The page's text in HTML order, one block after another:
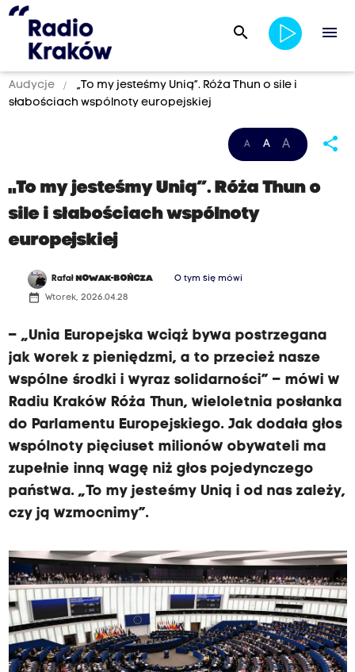
search menu
Audycje
„To my jesteśmy Unią”. Róża Thun o sile i
słabościach wspólnoty europejskiej
A A A share
„To my jesteśmy Unią”. Róża Thun o
sile i słabościach wspólnoty
europejskiej
Rafał NOWAK-BOŃCZA O tym się mówi
date_range Wtorek, 2026.04.28
– „Unia Europejska wciąż bywa postrzegana
jak worek z pieniędzmi, a to przecież nasze
wspólne środki i wyraz solidarności” – mówi w
Radiu Kraków Róża Thun, wieloletnia posłanka
do Parlamentu Europejskiego. Jak dodała głos
wspólnoty pięciuset milionów obywateli ma
zupełnie inną wagę niż głos pojedynczego
państwa. „To my jesteśmy Unią i od nas zależy,
czy ją wzmocnimy”.